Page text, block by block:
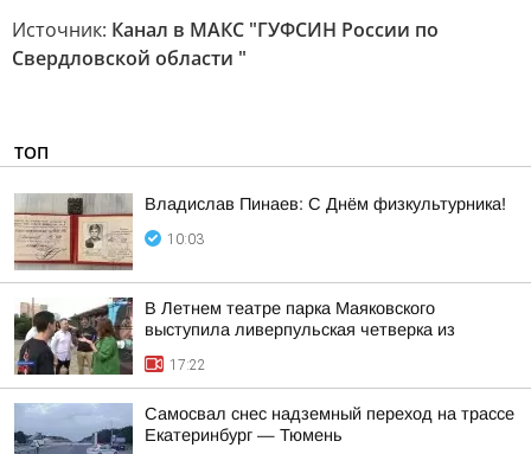
Источник: Канал в МАКС "ГУФСИН России по
Свердловской области "
ТОП
Владислав Пинаев: С Днём физкультурника!
10:03
В Летнем театре парка Маяковского
выступила ливерпульская четверка из
17:22
Самосвал снес надземный переход на трассе
Екатеринбург — Тюмень